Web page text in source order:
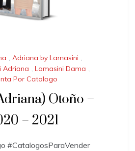
, Adriana by Lamasini ,
Adriana , Lamasini Dama ,
Por Catalogo
Otoño –
– 2021
#CatalogosParaVender